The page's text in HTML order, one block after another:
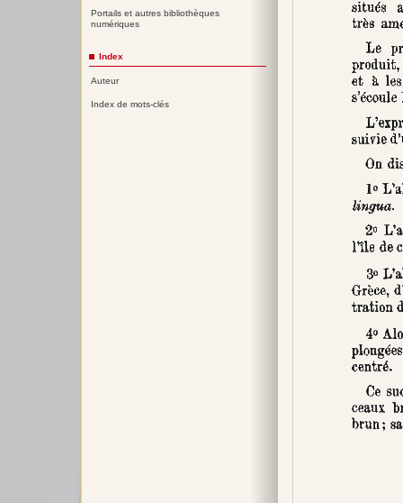
Portails et autres bibliothèques
numériques
Index
Auteur
Index de mots-clés